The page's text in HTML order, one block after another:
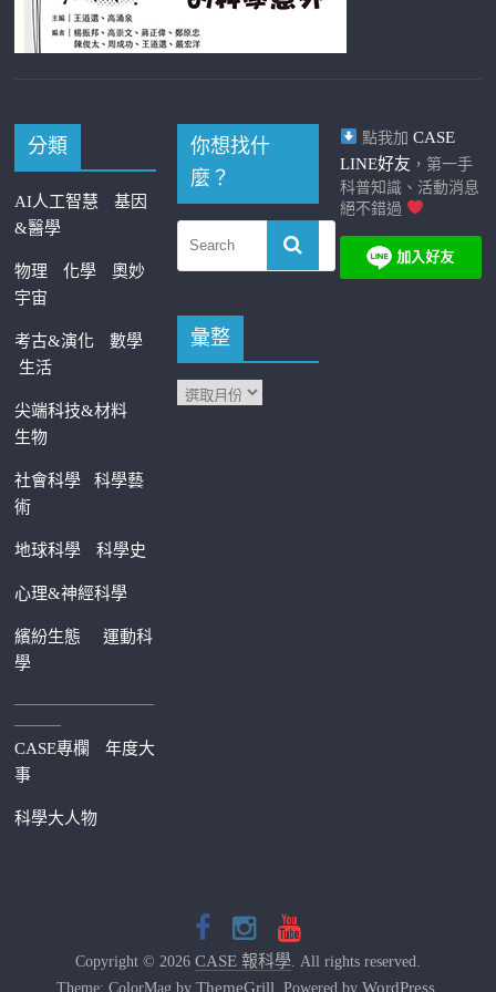
分類
AI人工智慧
基因
&醫學
物理 化學
奧妙
宇宙
考古&演化
數學
生活
尖端科技&材料
生物
社會科學科學藝
術
地球科學 科學史
心理&神經科學
繽紛生態運動科
學
—————————
———
CASE專欄
年度大
事
科學大人物
你想找什
麼？
彙整
點我加 CASE
LINE好友 ，第一手
科普知識、活動消息
絕不錯過
Copyright © 2026 CASE 報科學. All rights reserved.
Theme: ColorMag by ThemeGrill . Powered by WordPress.